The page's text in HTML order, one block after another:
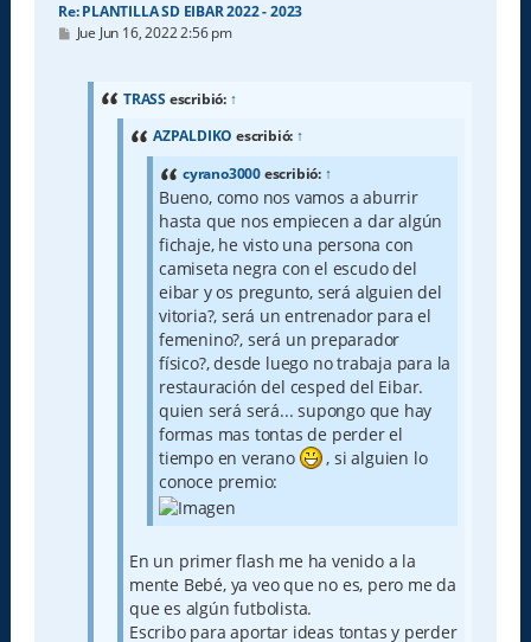
Re: PLANTILLA SD EIBAR 2022 - 2023
M
Jue Jun 16, 2022 2:56 pm
TRASS escribió: ↑
AZPALDIKO escribió: ↑
cyrano3000escribió: ↑
Bueno, como nos vamos a aburrir
hasta que nos empiecen a dar algún
fichaje, he visto una persona con
camiseta negra con el escudo del
eibar y os pregunto, será alguien del
vitoria?, será un entrenador para el
femenino?, será un preparador
físico?, desde luego no trabaja para la
restauración del cesped del Eibar.
quien será será... supongo que hay
formas mas tontas de perder el
tiempo en verano
, si alguien lo
conoce premio:
En un primer flash me ha venido a la
mente Bebé, ya veo que no es, pero me da
que es algún futbolista.
Escribo para aportar ideas tontas y perder